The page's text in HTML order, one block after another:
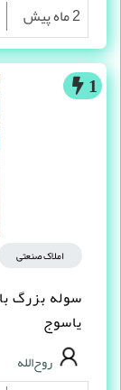
2 ماه پیش
1
املاک صنعتی
سوله بزرگ
یاسوج
روح‌الله